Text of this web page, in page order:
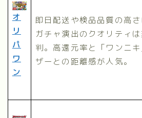
オ
リ
パ
ワ
ン
即日配送や検品品質の高さ
ガチャ演出のクオリティ
判。高還元率と「ワンニ
ザーとの距離感が人気。